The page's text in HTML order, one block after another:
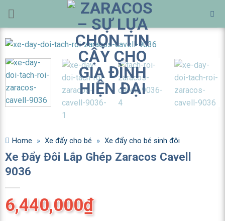
qua
nội
dung
Home » Xe đẩy cho bé » Xe đẩy cho bé sinh đôi
Xe Đẩy Đôi Lắp Ghép Zaracos Cavell
9036
6,440,000₫